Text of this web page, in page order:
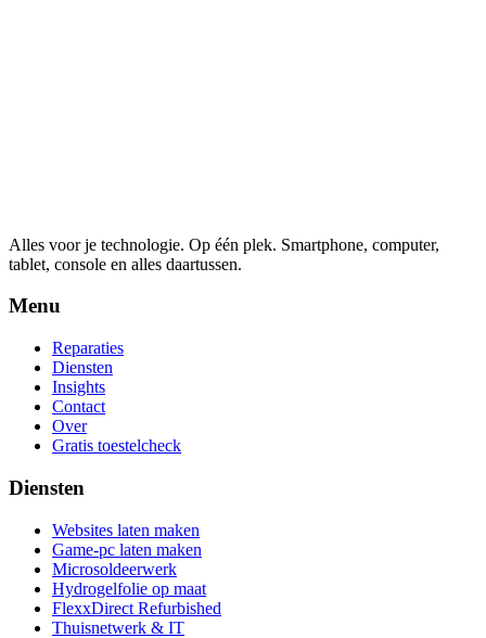
Alles voor je technologie. Op één plek. Smartphone, computer,
tablet, console en alles daartussen.
Menu
Reparaties
Diensten
Insights
Contact
Over
Gratis toestelcheck
Diensten
Websites laten maken
Game-pc laten maken
Microsoldeerwerk
Hydrogelfolie op maat
FlexxDirect Refurbished
Thuisnetwerk & IT